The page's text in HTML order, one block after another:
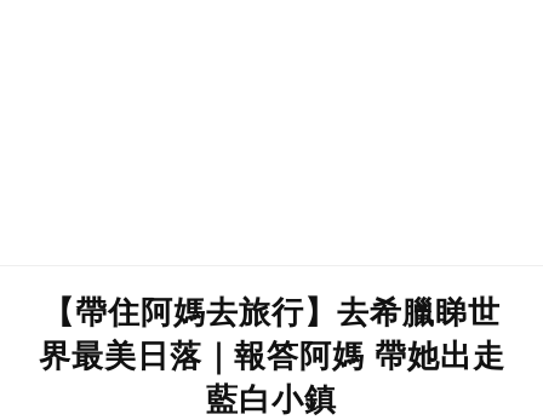
【帶住阿媽去旅行】去希臘睇世
界最美日落｜報答阿媽 帶她出走
藍白小鎮